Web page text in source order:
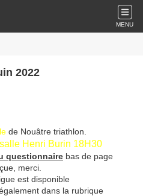
MENU
2022
de Nouâtre triathlon.
Henri Burin 18H30
questionnaire bas de page
merci.
est disponible
dans la rubrique